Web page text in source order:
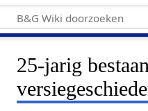
25-jarig